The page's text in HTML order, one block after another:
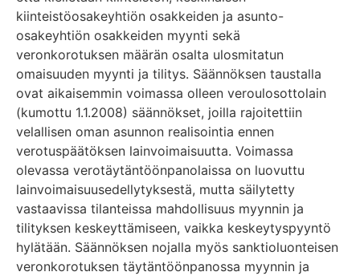
kiinteistöosakeyhtiön osakkeiden ja asunto-
osakeyhtiön osakkeiden myynti sekä
veronkorotuksen määrän osalta ulosmitatun
omaisuuden myynti ja tilitys. Säännöksen taustalla
ovat aikaisemmin voimassa olleen veroulosottolain
(kumottu 1.1.2008) säännökset, joilla rajoitettiin
velallisen oman asunnon realisointia ennen
verotuspäätöksen lainvoimaisuutta. Voimassa
olevassa verotäytäntöönpanolaissa on luovuttu
lainvoimaisuusedellytyksestä, mutta säilytetty
vastaavissa tilanteissa mahdollisuus myynnin ja
tilityksen keskeyttämiseen, vaikka keskeytyspyyntö
hylätään. Säännöksen nojalla myös sanktioluonteisen
veronkorotuksen täytäntöönpanossa myynnin ja